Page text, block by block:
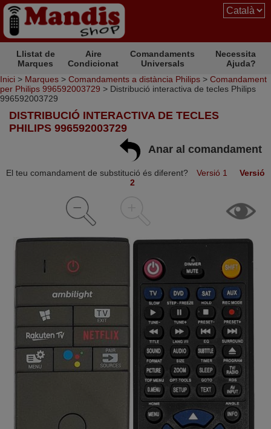
Llistat de
Marques
Aire
Condicionat
Comandaments
Universals
Necessita
Ajuda?
Inici > Marques > Comandaments a distància Philips > Comandament
per Philips 996592003729 > Distribució interactiva de tecles Philips
996592003729
DISTRIBUCIÓ INTERACTIVA DE TECLES
PHILIPS 996592003729
Anar al comandament
El teu comandament de substitució és diferent? Versió 1
Versió
2